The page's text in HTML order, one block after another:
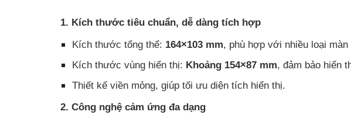
1. Kích thước tiêu chuẩn, dễ dàng tích hợp
Kích thước tổng thể: 164×103 mm, phù hợp với nhiều loại
Kích thước vùng hiển thị: Khoảng 154×87 mm, đảm bảo hiển
Thiết kế viền mỏng, giúp tối ưu diện tích hiển thị.
2. Công nghệ cảm ứng đa dạng